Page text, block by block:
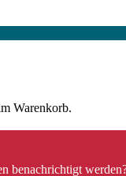
Warenkorb.
benachrichtigt